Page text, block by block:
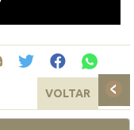
VOLTAR